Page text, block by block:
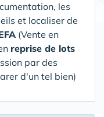
les
et localiser de
(Vente en
reprise de lots
par des
d'un tel bien)